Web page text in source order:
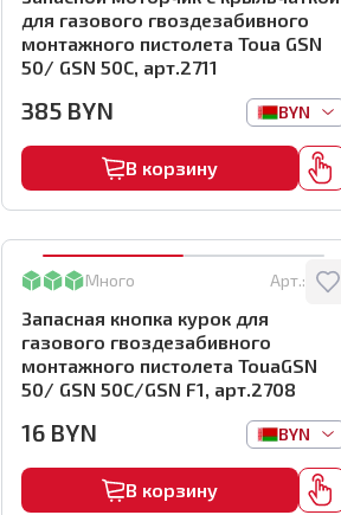
для газового гвоздезабивного
монтажного пистолета Toua GSN
50/ GSN 50C, арт.2711
385 BYN BYN
В корзину
Много Арт.: 2708
Запасная кнопка курок для
газового гвоздезабивного
монтажного пистолета TouaGSN
50/ GSN 50C/GSN F1, арт.2708
16 BYN BYN
В корзину